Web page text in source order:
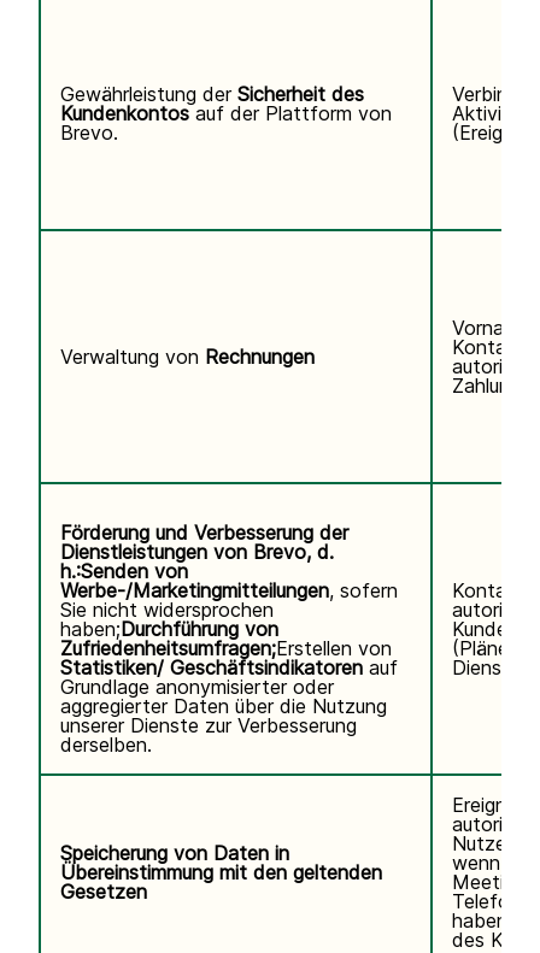
Gewährleistung der Sicherheit des
Kundenkontos auf der Plattform von
Brevo.
Verwaltung von Rechnungen
Förderung und Verbesserung der
Dienstleistungen von Brevo, d.
h.:Senden von
Werbe-/Marketingmitteilungen, sofern
Sie nicht widersprochen
haben;Durchführung von
Zufriedenheitsumfragen;Erstellen von
Statistiken/ Geschäftsindikatoren auf
Grundlage anonymisierter oder
aggregierter Daten über die Nutzung
unserer Dienste zur Verbesserung
derselben.
(Pläne,
Speicherung von Daten in
Übereinstimmung mit den geltenden
Gesetzen
wenn Sie
haben.
des